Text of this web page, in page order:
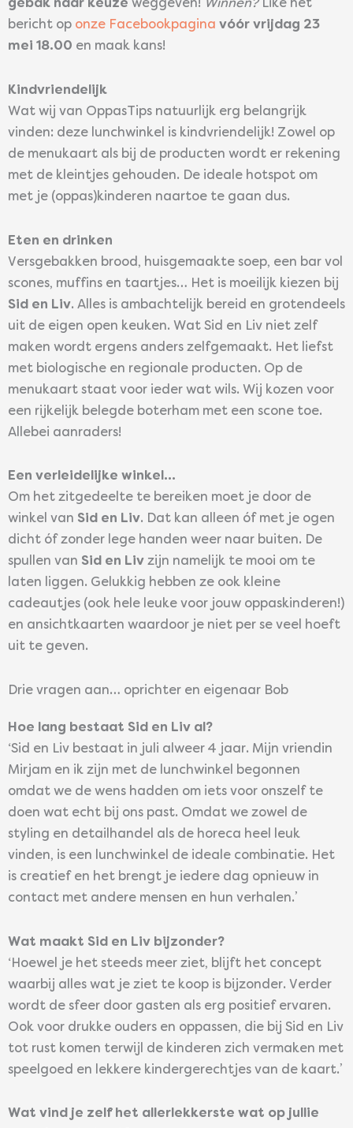
gebak naar keuze weggeven! Winnen?Like het
bericht op onze Facebookpagina vóór vrijdag 23
mei 18.00 en maak kans!
Kindvriendelijk
Wat wij van OppasTips natuurlijk erg belangrijk
vinden: deze lunchwinkel is kindvriendelijk! Zowel op
de menukaart als bij de producten wordt er rekening
met de kleintjes gehouden. De ideale hotspot om
met je (oppas)kinderen naartoe te gaan dus.
Eten en drinken
Versgebakken brood, huisgemaakte soep, een bar vol
scones, muffins en taartjes… Het is moeilijk kiezen bij
Sid en Liv. Alles is ambachtelijk bereid en grotendeels
uit de eigen open keuken. Wat Sid en Liv niet zelf
maken wordt ergens anders zelfgemaakt. Het liefst
met biologische en regionale producten. Op de
menukaart staat voor ieder wat wils. Wij kozen voor
een rijkelijk belegde boterham met een scone toe.
Allebei aanraders!
Een verleidelijke winkel…
Om het zitgedeelte te bereiken moet je door de
winkel van Sid en Liv. Dat kan alleen óf met je ogen
dicht óf zonder lege handen weer naar buiten. De
spullen van Sid en Liv zijn namelijk te mooi om te
laten liggen. Gelukkig hebben ze ook kleine
cadeautjes (ook hele leuke voor jouw oppaskinderen!)
en ansichtkaarten waardoor je niet per se veel hoeft
uit te geven.
Drie vragen aan… oprichter en eigenaar Bob
Hoe lang bestaat Sid en Liv al?
‘Sid en Liv bestaat in juli alweer 4 jaar. Mijn vriendin
Mirjam en ik zijn met de lunchwinkel begonnen
omdat we de wens hadden om iets voor onszelf te
doen wat echt bij ons past. Omdat we zowel de
styling en detailhandel als de horeca heel leuk
vinden, is een lunchwinkel de ideale combinatie. Het
is creatief en het brengt je iedere dag opnieuw in
contact met andere mensen en hun verhalen.’
Wat maakt Sid en Liv bijzonder?
‘Hoewel je het steeds meer ziet, blijft het concept
waarbij alles wat je ziet te koop is bijzonder. Verder
wordt de sfeer door gasten als erg positief ervaren.
Ook voor drukke ouders en oppassen, die bij Sid en Liv
tot rust komen terwijl de kinderen zich vermaken met
speelgoed en lekkere kindergerechtjes van de kaart.’
Wat vind je zelf het allerlekkerste wat op jullie